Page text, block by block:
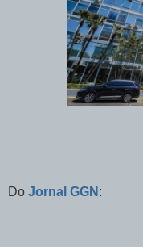
Do Jornal GGN :